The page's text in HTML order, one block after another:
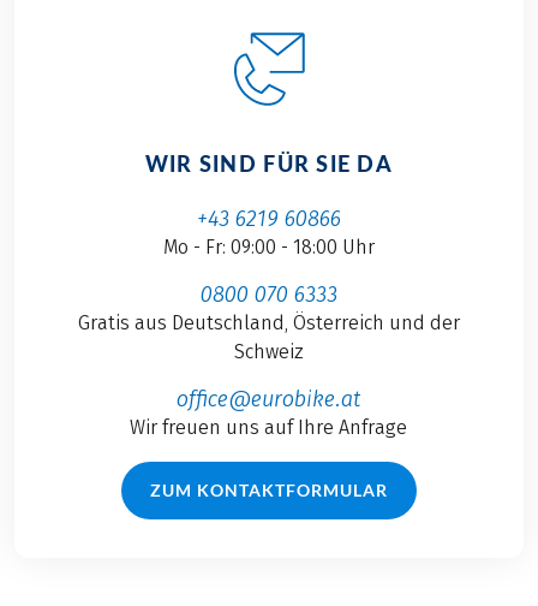
WIR SIND FÜR SIE DA
+43 6219 60866
Mo - Fr: 09:00 - 18:00 Uhr
0800 070 6333
Gratis aus Deutschland, Österreich und der
Schweiz
office@eurobike.at
Wir freuen uns auf Ihre Anfrage
ZUM KONTAKTFORMULAR